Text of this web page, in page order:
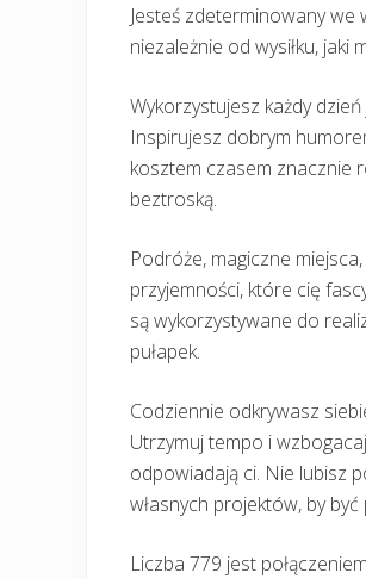
Jesteś zdeterminowany
niezależnie od wysiłku, jaki
Wykorzystujesz każdy
Inspirujesz dobrym
kosztem czasem znacznie
beztroską.
Podróże, magiczne
przyjemności, które cię
są wykorzystywane do
pułapek.
Codziennie odkrywasz
Utrzymuj tempo i
odpowiadają ci. Nie lubisz
własnych projektów, by
Liczba 779 jest